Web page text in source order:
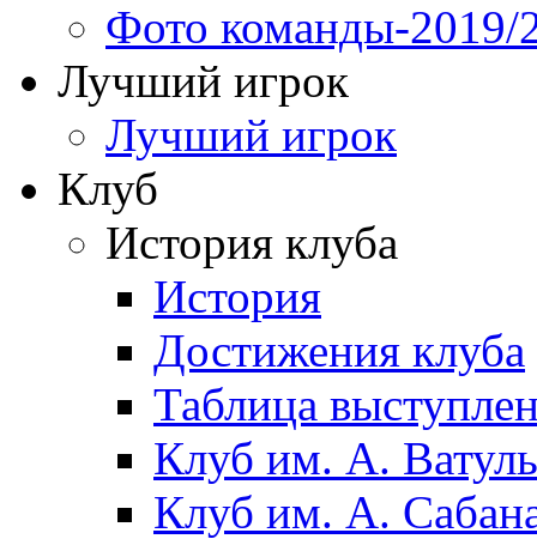
Фото команды-2019/
Лучший игрок
Лучший игрок
Клуб
История клуба
История
Достижения клуба
Таблица
Клуб им. А.
Клуб им. А.